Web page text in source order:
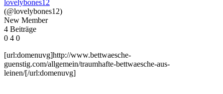
lovelybones12
(@lovelybones12)
New Member
4 Beiträge
0 4 0
[url:domenuvg]http://www.bettwaesche-
guenstig.com/allgemein/traumhafte-bettwaesche-aus-
leinen/[/url:domenuvg]